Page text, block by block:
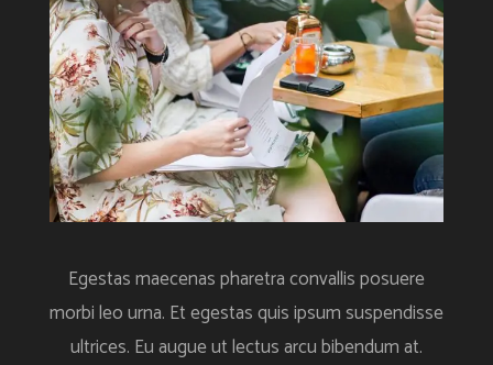
Egestas maecenas pharetra convallis posuere
morbi leo urna. Et egestas quis ipsum suspendisse
ultrices. Eu augue ut lectus arcu bibendum at.